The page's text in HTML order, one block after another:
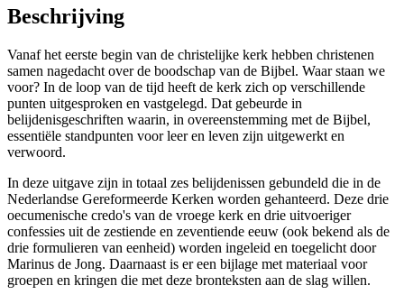
Beschrijving
Vanaf het eerste begin van de christelijke kerk hebben christenen
samen nagedacht over de boodschap van de Bijbel. Waar staan we
voor? In de loop van de tijd heeft de kerk zich op verschillende
punten uitgesproken en vastgelegd. Dat gebeurde in
belijdenisgeschriften waarin, in overeenstemming met de Bijbel,
essentiële standpunten voor leer en leven zijn uitgewerkt en
verwoord.
In deze uitgave zijn in totaal zes belijdenissen gebundeld die in de
Nederlandse Gereformeerde Kerken worden gehanteerd. Deze drie
oecumenische credo's van de vroege kerk en drie uitvoeriger
confessies uit de zestiende en zeventiende eeuw (ook bekend als de
drie formulieren van eenheid) worden ingeleid en toegelicht door
Marinus de Jong. Daarnaast is er een bijlage met materiaal voor
groepen en kringen die met deze bronteksten aan de slag willen.